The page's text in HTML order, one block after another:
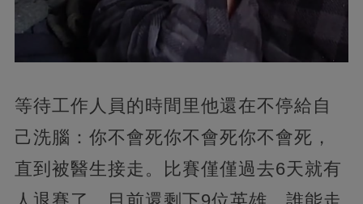
等待工作人員的時間里他還在不停給自
己洗腦：你不會死你不會死你不會死，
直到被醫生接走。比賽僅僅過去6天就有